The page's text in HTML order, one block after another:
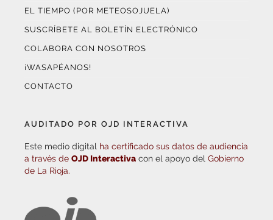
EL TIEMPO (POR METEOSOJUELA)
SUSCRÍBETE AL BOLETÍN ELECTRÓNICO
COLABORA CON NOSOTROS
¡WASAPÉANOS!
CONTACTO
AUDITADO POR OJD INTERACTIVA
Este medio digital ha certificado sus datos de audiencia
a través de OJD Interactiva con el apoyo del Gobierno
de La Rioja.